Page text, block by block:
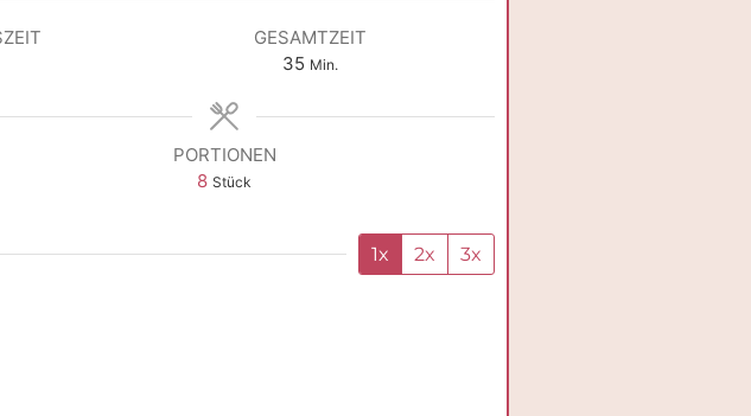
GESAMTZEIT
35 Minuten
Min.
PORTIONEN
8 Stück
1x 2x
3x